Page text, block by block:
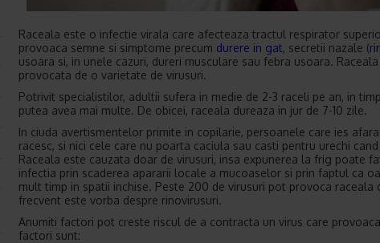
Raceala este o infectie virala care afecteaza tractul respirator
provoaca semne si simptome precum durere in gat, secretii nazale (
usoara si, in unele cazuri, dureri musculare sau febra usoara.
provocata de o varietate de virusuri.
Potrivit specialistilor, adultii sufera in medie de 2-3 raceli pe an, in
putea avea mai multe. De obicei, raceala dureaza in jur de 7-10 zile.
In ciuda avertismentelor primite in copilarie, persoanele care ies
racesc, si nici cele care nu poarta caciula sau casti pentru urechi
Raceala este cauzata doar de virusuri, insa expunerea la frig poate
infectia prin scaderea apararii locale a mucoaselor si prin faptul ca
mult timp in spatii inchise. Peste 200 de virusuri pot provoca raceala
frecvent este vorba despre rinovirusuri.
Anumiti factori pot creste riscul de a contracta un virus care
factori sunt: